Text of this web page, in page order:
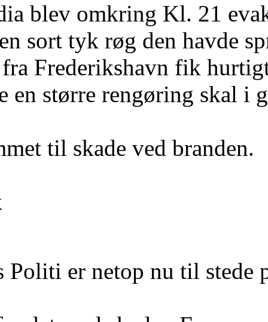
blev omkring Kl. 21
sort tyk røg den havde
Frederikshavn fik
en større rengøring skal i
til skade ved branden.
er netop nu til stede